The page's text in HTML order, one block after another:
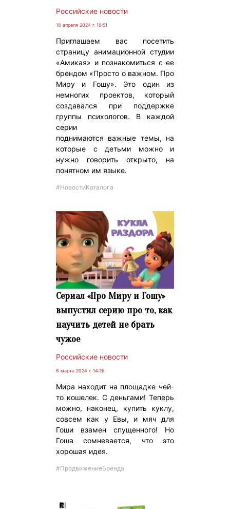
Российские новости
18 апреля 2024 г. 16:51
Приглашаем вас посетить
страницу анимационной студии
«Амикая» и познакомиться с ее
брендом «Просто о важном. Про
Миру и Гошу». Это один из
немногих проектов, который
создавался при поддержке
группы психологов. В каждой
серии
поднимаются важные темы, на
которые с детьми можно и
нужно говорить открыто, на
понятном им языке.
#НовостиКаталога
Сериал «Про Миру и Гошу»
выпустил серию про то, как
научить детей не брать
чужое
Российские новости
6 марта 2024 г. 14:26
Мира находит на площадке чей-
то кошелек. С деньгами! Теперь
можно, наконец, купить куклу,
совсем как у Евы, и мяч для
Гоши взамен спущенного! Но
Гоша сомневается, что это
хорошая идея.
#ПродвижениеБренда